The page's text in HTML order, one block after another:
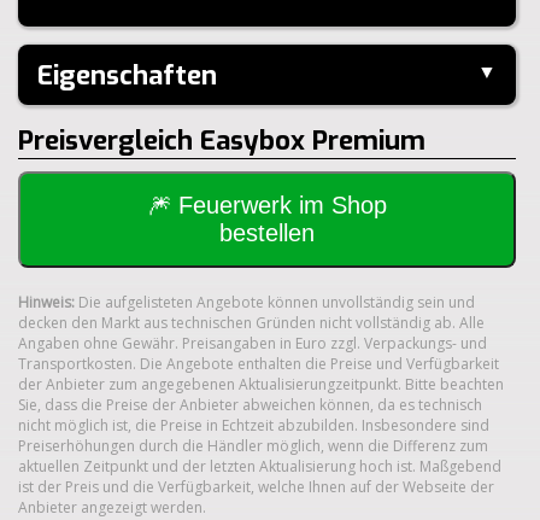
Eigenschaften ▼
Hersteller:
---
Klasse:
1.3G
Preisvergleich Easybox Premium
🎆 Feuerwerk im Shop
bestellen
Hinweis: Die aufgelisteten Angebote können unvollständig sein und
decken den Markt aus technischen Gründen nicht vollständig ab. Alle
Angaben ohne Gewähr. Preisangaben in Euro zzgl. Verpackungs- und
Transportkosten. Die Angebote enthalten die Preise und Verfügbarkeit
der Anbieter zum angegebenen Aktualisierungzeitpunkt. Bitte beachten
Sie, dass die Preise der Anbieter abweichen können, da es technisch
nicht möglich ist, die Preise in Echtzeit abzubilden. Insbesondere sind
Preiserhöhungen durch die Händler möglich, wenn die Differenz zum
aktuellen Zeitpunkt und der letzten Aktualisierung hoch ist. Maßgebend
ist der Preis und die Verfügbarkeit, welche Ihnen auf der Webseite der
Anbieter angezeigt werden.